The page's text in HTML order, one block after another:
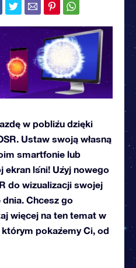
w pobliżu dzięki
Ustaw swoją własną
smartfonie lub
ekran lśni! Użyj nowego
do wizualizacji swojej
Chcesz go
więcej na ten temat w
pokażemy Ci, od